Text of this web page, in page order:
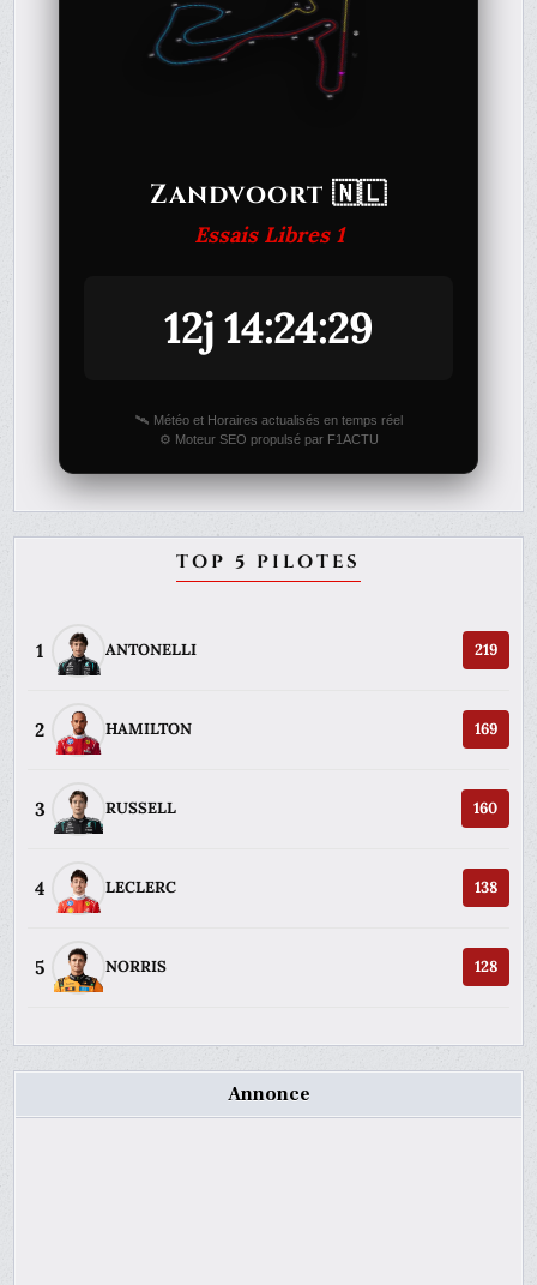
Zandvoort 🇳🇱
Essais Libres 1
12j 14:24:29
🛰️ Météo et Horaires actualisés en temps réel
⚙️ Moteur SEO propulsé par F1ACTU
TOP 5 PILOTES
1 ANTONELLI 219
2 HAMILTON 169
3 RUSSELL 160
4 LECLERC 138
5 NORRIS 128
Annonce